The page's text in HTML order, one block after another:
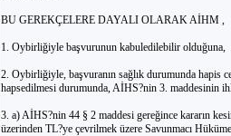
BU GEREKÇELERE DAYALI OLARAK AİHM ,
1. Oybirliğiyle başvurunun kabuledilebilir olduğuna,
2. Oybirliğiyle, başvuranın sağlık durumunda hapis
hapsedilmesi durumunda, AİHS?nin 3. maddesinin
3. a) AİHS?nin 44 § 2 maddesi gereğince kararın
üzerinden TL?ye çevrilmek üzere Savunmacı